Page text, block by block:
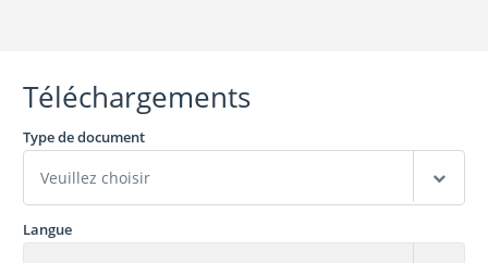
Téléchargements
Type de document
Langue